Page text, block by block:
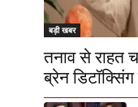
बड़ी खबर
तनाव से राहत
ब्रेन